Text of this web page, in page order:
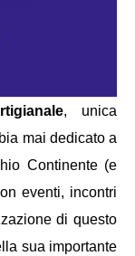
, unica
mai dedicato a
Continente (e
eventi, incontri
di questo
sua importante